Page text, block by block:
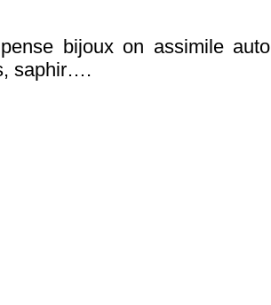
bijoux on assimile
saphir….